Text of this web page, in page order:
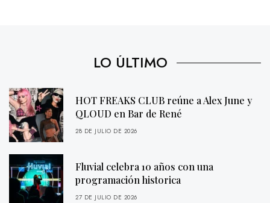
LO ÚLTIMO
HOT FREAKS CLUB reúne a Alex June y
QLOUD en Bar de René
28 DE JULIO DE 2026
Fluvial celebra 10 años con una
programación historica
27 DE JULIO DE 2026